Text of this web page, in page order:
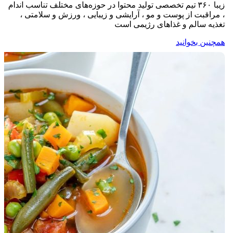
زیبا ۳۶۰ تیم تخصصی تولید محتوا در حوزه‌های مختلف تناسب اندام
، مراقبت از پوست و مو ، آرایشی و زیبایی ، ورزش و سلامتی ،
تغذیه سالم و غذاهای رژیمی است
همچنین بخوانید